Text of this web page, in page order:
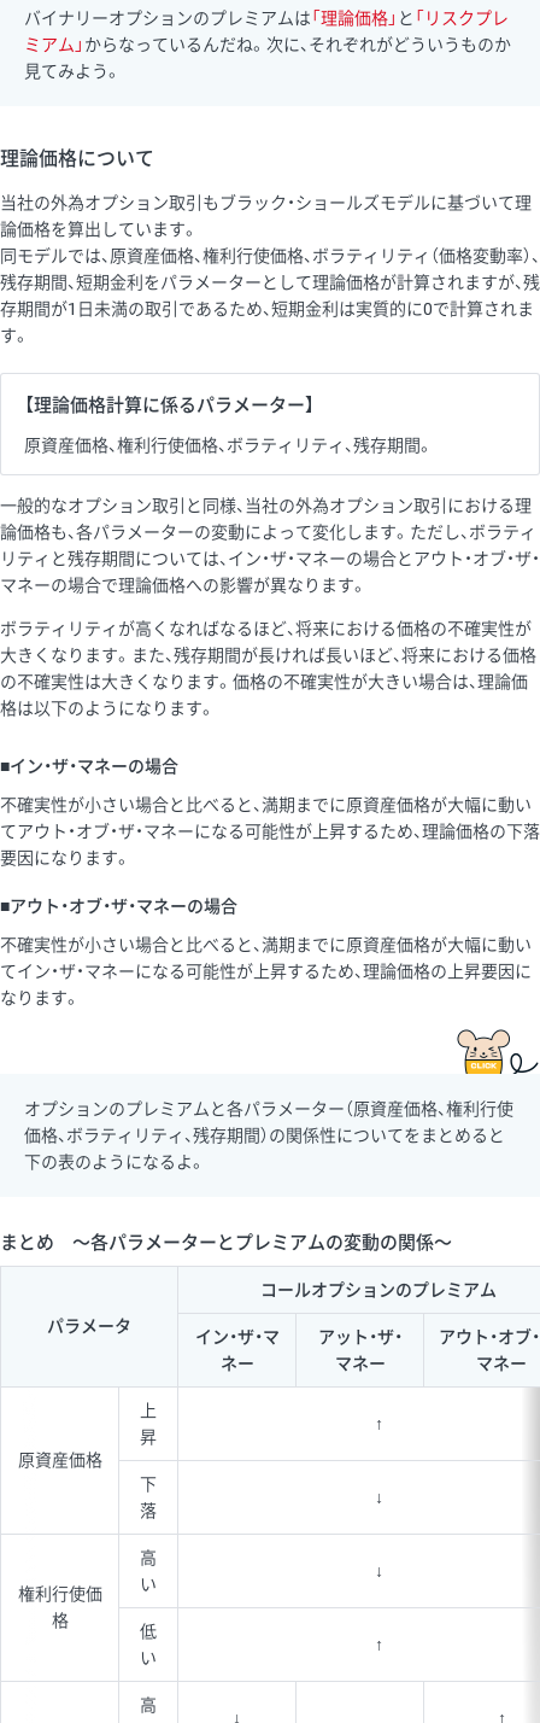
バイナリーオプションのプレミアムは「理論価格」 と 「リスクプレ
ミアム」 からなっているんだね。次に、それぞれがどういうものか
見てみよう。
理論価格について
当社の外為オプション取引もブラック・ショールズモデルに基づいて理
論価格を算出しています。
同モデルでは、原資産価格、権利行使価格、ボラティリティ（価格変動率）、
残存期間、短期金利をパラメーターとして理論価格が計算されますが、残
存期間が1日未満の取引であるため、短期金利は実質的に0で計算されま
す。
【理論価格計算に係るパラメーター】
原資産価格、権利行使価格、ボラティリティ、残存期間。
一般的なオプション取引と同様、当社の外為オプション取引における理
論価格も、各パラメーターの変動によって変化します。ただし、ボラティ
リティと残存期間については、イン・ザ・マネーの場合とアウト・オブ・ザ・
マネーの場合で理論価格への影響が異なります。
ボラティリティが高くなればなるほど、将来における価格の不確実性が
大きくなります。また、残存期間が長ければ長いほど、将来における価格
の不確実性は大きくなります。価格の不確実性が大きい場合は、理論価
格は以下のようになります。
■イン・ザ・マネーの場合
不確実性が小さい場合と比べると、満期までに原資産価格が大幅に動い
てアウト・オブ・ザ・マネーになる可能性が上昇するため、理論価格の下落
要因になります。
■アウト・オブ・ザ・マネーの場合
不確実性が小さい場合と比べると、満期までに原資産価格が大幅に動い
てイン・ザ・マネーになる可能性が上昇するため、理論価格の上昇要因に
なります。
オプションのプレミアムと各パラメーター（原資産価格、権利行使
価格、ボラティリティ、残存期間）の関係性についてをまとめると
下の表のようになるよ。
まとめ 〜各パラメーターとプレミアムの変動の関係〜
パラメータ
コールオプションのプレミアム
イン・ザ・マ
ネー
アット・ザ・
マネー
アウト・オブ
マネー
原資産価格
上
昇
↑
下
落
↓
権利行使価
格
高
い
↓
低
い
↑
高
↓ ↑